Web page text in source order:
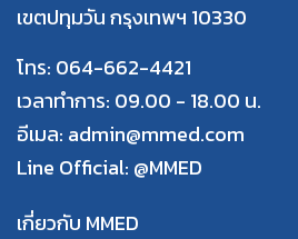
เขตปทุมวัน กรุงเทพฯ 10330
โทร: 064-662-4421
เวลาทำการ: 09.00 - 18.00 น.
อีเมล: admin@mmed.com
Line Official: @MMED
เกี่ยวกับ MMED